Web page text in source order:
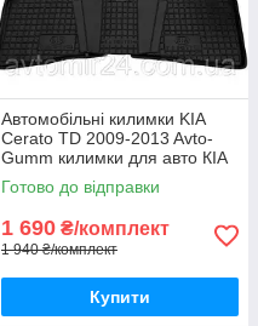
Автомобільні килимки KIA
Cerato TD 2009-2013 Avto-
Gumm килимки для авто КІА
Церато ТД 2009-2013
Автогум
Готово до відправки
1 690 ₴/комплект
1 940 ₴/комплект
Купити